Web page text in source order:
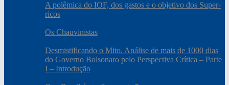
A polêmica do IOF, dos gastos e o objetivo dos Super-
ricos
Os Chauvinistas
Desmistificando o Mito. Análise de mais de 1000 dias
do Governo Bolsonaro pelo Perspectiva Crítica – Parte
I – Introdução